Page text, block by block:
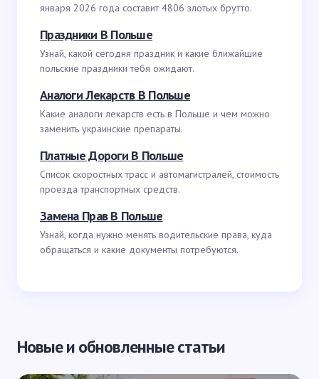
января 2026 года составит 4806 злотых брутто.
Праздники В Польше
Узнай, какой сегодня праздник и какие ближайшие
польские праздники тебя ожидают.
Аналоги Лекарств В Польше
Какие аналоги лекарств есть в Польше и чем можно
заменить украинские препараты.
Платные Дороги В Польше
Список скоростных трасс и автомагистралей, стоимость
проезда транспортных средств.
Замена Прав В Польше
Узнай, когда нужно менять водительские права, куда
обращаться и какие документы потребуются.
Новые и обновленные статьи